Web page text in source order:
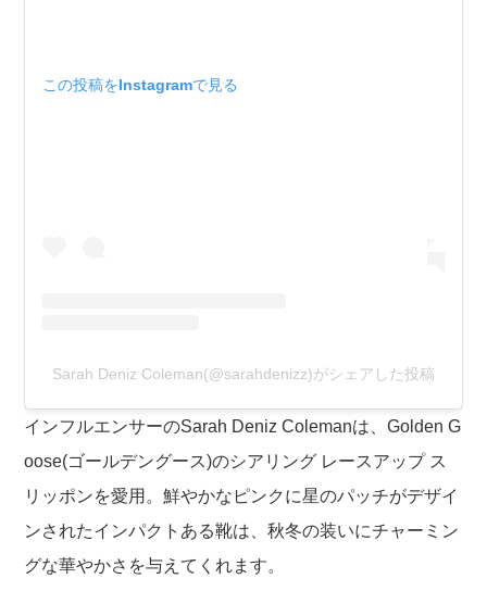
この投稿をInstagramで見る
Sarah Deniz Coleman(@sarahdenizz)がシェアした投稿
インフルエンサーのSarah Deniz Colemanは、Golden G
oose(ゴールデングース)のシアリング レースアップ ス
リッポンを愛用。鮮やかなピンクに星のパッチがデザイ
ンされたインパクトある靴は、秋冬の装いにチャーミン
グな華やかさを与えてくれます。